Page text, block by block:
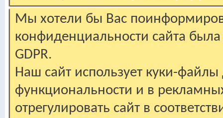
Мы хотели бы Вас
конфиденциальности сайта
GDPR.
Наш сайт использует куки-файлы
функциональности и в
отрегулировать сайт в